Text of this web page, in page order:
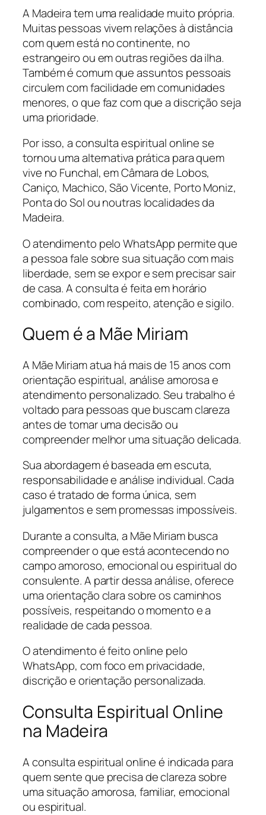
A Madeira tem uma realidade muito própria.
Muitas pessoas vivem relações à distância
com quem está no continente, no
estrangeiro ou em outras regiões da ilha.
Também é comum que assuntos pessoais
circulem com facilidade em comunidades
menores, o que faz com que a discrição seja
uma prioridade.
Por isso, a consulta espiritual online se
tornou uma alternativa prática para quem
vive no Funchal, em Câmara de Lobos,
Caniço, Machico, São Vicente, Porto Moniz,
Ponta do Sol ou noutras localidades da
Madeira.
O atendimento pelo WhatsApp permite que
a pessoa fale sobre sua situação com mais
liberdade, sem se expor e sem precisar sair
de casa. A consulta é feita em horário
combinado, com respeito, atenção e sigilo.
Quem é a Mãe Miriam
A Mãe Miriam atua há mais de 15 anos com
orientação espiritual, análise amorosa e
atendimento personalizado. Seu trabalho é
voltado para pessoas que buscam clareza
antes de tomar uma decisão ou
compreender melhor uma situação delicada.
Sua abordagem é baseada em escuta,
responsabilidade e análise individual. Cada
caso é tratado de forma única, sem
julgamentos e sem promessas impossíveis.
Durante a consulta, a Mãe Miriam busca
compreender o que está acontecendo no
campo amoroso, emocional ou espiritual do
consulente. A partir dessa análise, oferece
uma orientação clara sobre os caminhos
possíveis, respeitando o momento e a
realidade de cada pessoa.
O atendimento é feito online pelo
WhatsApp, com foco em privacidade,
discrição e orientação personalizada.
Consulta Espiritual Online
na Madeira
A consulta espiritual online é indicada para
quem sente que precisa de clareza sobre
uma situação amorosa, familiar, emocional
ou espiritual.